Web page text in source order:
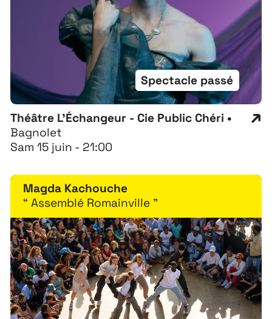
Théâtre L'Échangeur - Cie Public Chéri •
Bagnolet
Sam 15 juin - 21:00
Spectacle passé
Magda Kachouche
“ Assemblé Romainville ”